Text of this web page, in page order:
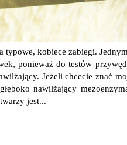
typowe, kobiece zabiegi.
ponieważ do testów
Jeżeli chcecie znać
nawilżający
jest...